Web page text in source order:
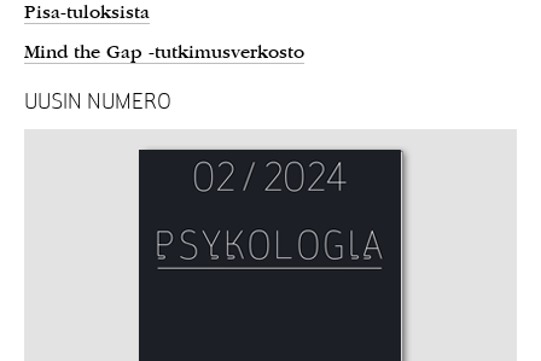
Pisa-tuloksista
Mind the Gap -tutkimusverkosto
UUSIN NUMERO